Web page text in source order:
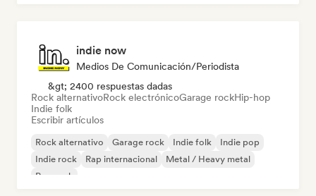
indie now
Medios De Comunicación/Periodista
&gt; 2400 respuestas dadas
Rock alternativoRock electrónicoGarage rockHip-hop
Indie folk
Escribir artículos
Rock alternativo Garage rock Indie folk
Indie pop
Indie rock
Rap internacional
Metal / Heavy metal
Pop rock